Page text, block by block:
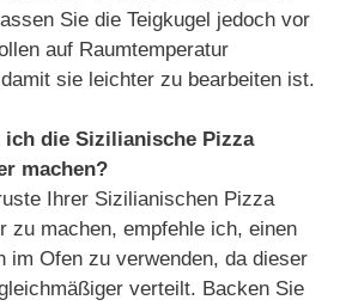
Sie die Teigkugel jedoch vor
auf Raumtemperatur
sie leichter zu bearbeiten ist.
ich die Sizilianische Pizza
machen?
Ihrer Sizilianischen Pizza
zu machen, empfehle ich, einen
im Ofen zu verwenden, da dieser
verteilt. Backen Sie